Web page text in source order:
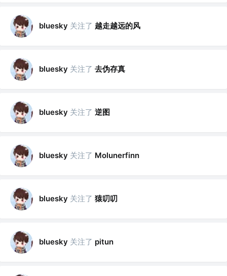
bluesky 关注了 越走越远的风
bluesky 关注了 去伪存真
bluesky 关注了 逆图
bluesky 关注了 Molunerfinn
bluesky 关注了 猿叨叨
bluesky 关注了 pitun